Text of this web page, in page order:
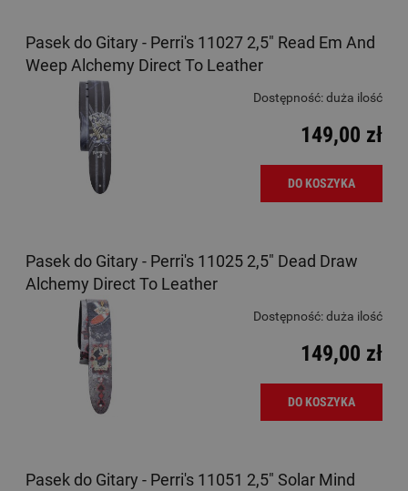
Pasek do Gitary - Perri's 11027 2,5" Read Em And
Weep Alchemy Direct To Leather
Dostępność:duża ilość
149,00 zł
DO KOSZYKA
Pasek do Gitary - Perri's 11025 2,5" Dead Draw
Alchemy Direct To Leather
Dostępność:duża ilość
149,00 zł
DO KOSZYKA
Pasek do Gitary - Perri's 11051 2,5" Solar Mind